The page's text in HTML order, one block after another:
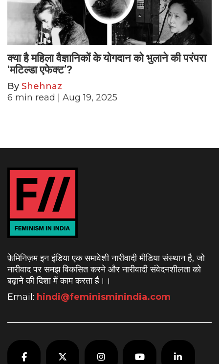
क्या है महिला वैज्ञानिकों के योगदान को भुलाने की परंपरा
‘मटिल्डा एफेक्ट’?
By Shehnaz
6 min read | Aug 19, 2025
फ़ेमिनिज़म इन इंडिया एक समावेशी नारीवादी मीडिया संस्थान है, जो
नारीवाद पर समझ विकसित करने और नारीवादी संवेदनशीलता को
बढ़ाने की दिशा में काम करता है। ।
Email: hindi@feminisminindia.com